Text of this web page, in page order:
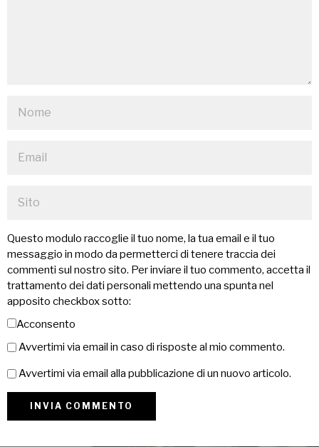
Questo modulo raccoglie il tuo nome, la tua email e il tuo
messaggio in modo da permetterci di tenere traccia dei
commenti sul nostro sito. Per inviare il tuo commento, accetta il
trattamento dei dati personali mettendo una spunta nel
apposito checkbox sotto:
Acconsento
Avvertimi via email in caso di risposte al mio commento.
Avvertimi via email alla pubblicazione di un nuovo articolo.